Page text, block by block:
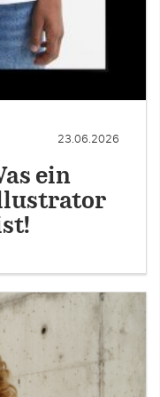
23.06.2026
ein